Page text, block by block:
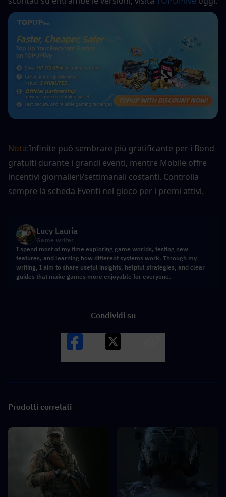
Nota:Infinite può sembrare più gratificante per i Bond
gratuiti durante i grandi eventi, mentre Mobile offre
incentivi giornalieri/settimanali costanti. Controlla
sempre la scheda Eventi nel gioco per i premi attivi.
Lucy Lauria
Game writer
I spend most of my time exploring game worlds, testing new
features, and learning how different systems work. Through my
writing, I aim to share useful insights, helpful strategies, and clear
guides that make games more enjoyable for everyone.
Condividi su
Prodotti correlati